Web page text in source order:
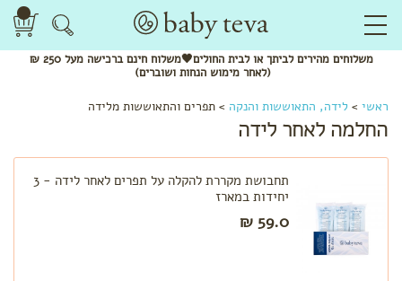
משלוחיםמהיריםלביתך או לבית החולים🖤משלוחחינם
ברכישה מעל 250 ₪
(לאחר מימוש הנחות ושוברים)
ערכות
לידה
ראשי > לידה, התאוששות והנקה > תפרים והתאוששות מלידה
החלמה לאחר לידה
תחבושת מקררת להקלה על תפרים לאחר לידה - 3
יחידות במארז
59.0 ₪